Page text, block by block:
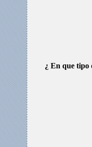
¿ En que tipo